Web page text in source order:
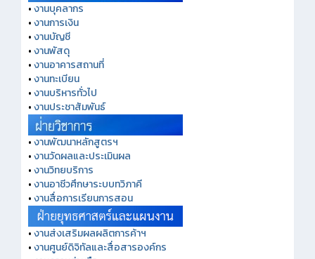
•งานบุคลากร
•งานการเงิน
•งานบัญชี
•งานพัสดุ
•งานอาคารสถานที่
•งานทะเบียน
•งานบริหารทั่วไป
•งานประชาสัมพันธ์
•งานพัฒนาหลักสูตรฯ
•งานวัดผลและประเมินผล
•งานวิทยบริการ
•งานอาชีวศึกษาระบบทวิภาคี
•งานสื่อการเรียนการสอน
•งานส่งเสริมผลผลิตการค้าฯ
•งานศูนย์ดิจิทัลและสื่อสารองค์กร